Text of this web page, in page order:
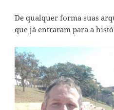
De qualquer forma suas
que já entraram para a